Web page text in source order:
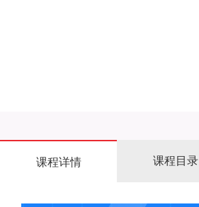
课程详情 课程目录